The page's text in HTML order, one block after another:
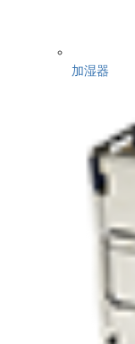
加湿器